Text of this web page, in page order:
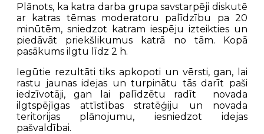
Plānots, ka katra darba grupa savstarpēji diskutē
ar katras tēmas moderatoru palīdzību pa 20
minūtēm, sniedzot katram iespēju izteikties un
piedāvāt priekšlikumus katrā no tām. Kopā
pasākums ilgtu līdz 2 h.
Iegūtie rezultāti tiks apkopoti un vērsti, gan, lai
rastu jaunas idejas un turpinātu tās darīt paši
iedzīvotāji, gan lai palīdzētu radīt novada
ilgtspējīgas attīstības stratēģiju un novada
teritorijas plānojumu, iesniedzot idejas
pašvaldībai.